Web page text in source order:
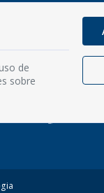
Glossário
Mapa do
Política
Webmail
de
sobre